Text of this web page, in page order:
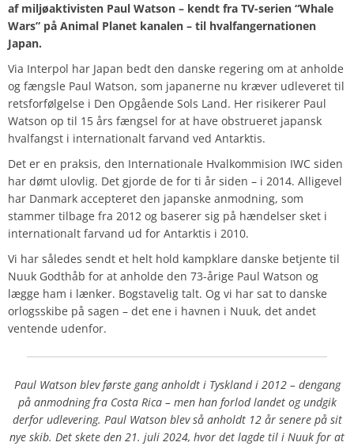
af miljøaktivisten Paul Watson – kendt fra TV-serien “Whale
Wars” på Animal Planet kanalen – til hvalfangernationen
Japan.
Via Interpol har Japan bedt den danske regering om at anholde
og fængsle Paul Watson, som japanerne nu kræver udleveret til
retsforfølgelse i Den Opgående Sols Land. Her risikerer Paul
Watson op til 15 års fængsel for at have obstrueret japansk
hvalfangst i internationalt farvand ved Antarktis.
Det er en praksis, den Internationale Hvalkommision IWC siden
har dømt ulovlig. Det gjorde de for ti år siden – i 2014. Alligevel
har Danmark accepteret den japanske anmodning, som
stammer tilbage fra 2012 og baserer sig på hændelser sket i
internationalt farvand ud for Antarktis i 2010.
Vi har således sendt et helt hold kampklare danske betjente til
Nuuk Godthåb for at anholde den 73-årige Paul Watson og
lægge ham i lænker. Bogstavelig talt. Og vi har sat to danske
orlogsskibe på sagen – det ene i havnen i Nuuk, det andet
ventende udenfor.
Paul Watson blev første gang anholdt i Tyskland i 2012 – dengang
på anmodning fra Costa Rica – men han forlod landet og undgik
derfor udlevering. Paul Watson blev så anholdt 12 år senere på sit
nye skib. Det skete den 21. juli 2024, hvor det lagde til i Nuuk for at